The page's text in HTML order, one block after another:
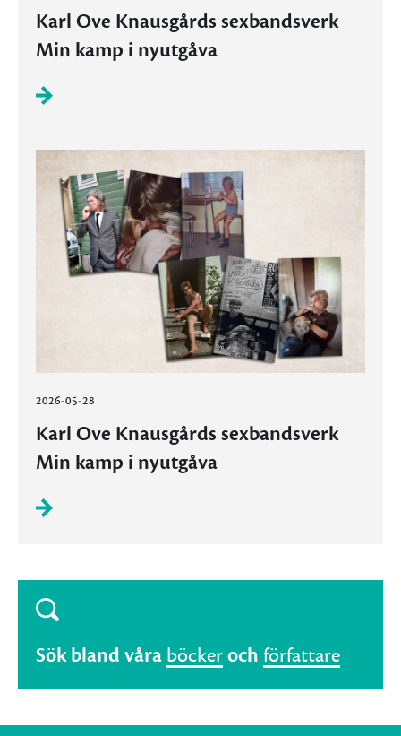
Karl Ove Knausgårds sexbandsverk
Min kamp i nyutgåva
2026-05-28
Karl Ove Knausgårds sexbandsverk
Min kamp i nyutgåva
Sök bland våra böckeroch författare